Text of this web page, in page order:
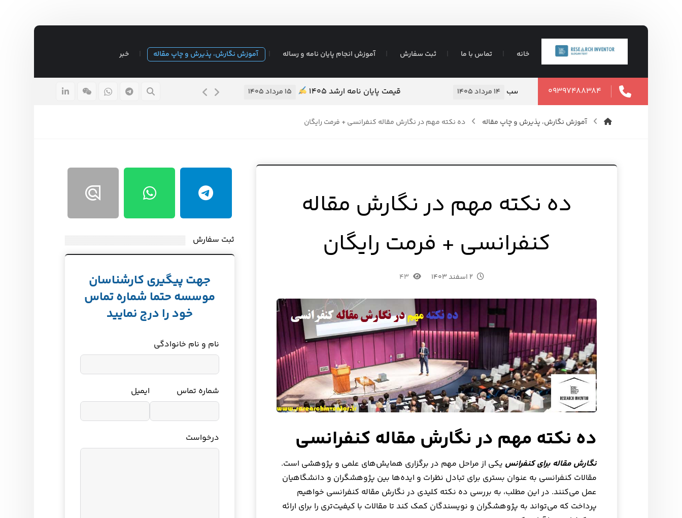
خانه تماس با ما ثبت سفارش آموزش انجام پایان نامه و رساله آموزش نگارش، پذیرش و چاپ مقاله خبر
۰۹۳۹۷۴۸۸۳۸۴ قیمت پایان نامه ارشد ۱۴۰۵ ۱۵ مرداد ۱۴۰۵ انجام تحلیل آماری پایان نامه ❖ تضمین کیفیت – قیمت مناسب ۱۴ مرداد ۱۴۰۵ ⇶ فوری ۱۲ مرداد ۱۴۰۵
آموزش نگارش، پذیرش و چاپ مقاله ده نکته مهم در نگارش مقاله کنفرانسی + فرمت رایگان
ده نکته مهم در نگارش مقاله
کنفرانسی + فرمت رایگان
۲ اسفند ۱۴۰۳ ۴۳
ده نکته مهم در نگارش مقاله کنفرانسی
نگارش مقاله برای کنفرانس یکی از مراحل مهم در برگزاری همایش‌های علمی و پژوهشی است.
مقالات کنفرانسی به عنوان بستری برای تبادل نظرات و ایده‌ها بین پژوهشگران و دانشگاهیان
عمل می‌کنند. در این مطلب، به بررسی ده نکته کلیدی در نگارش مقاله کنفرانسی خواهیم
پرداخت که می‌تواند به پژوهشگران و نویسندگان کمک کند تا مقالات با کیفیت‌تری را برای ارائه
ثبت سفارش
جهت پیگیری کارشناسان
موسسه حتما شماره تماس
خود را درج نمایید
نام و نام خانوادگی
شماره تماس ایمیل
درخواست